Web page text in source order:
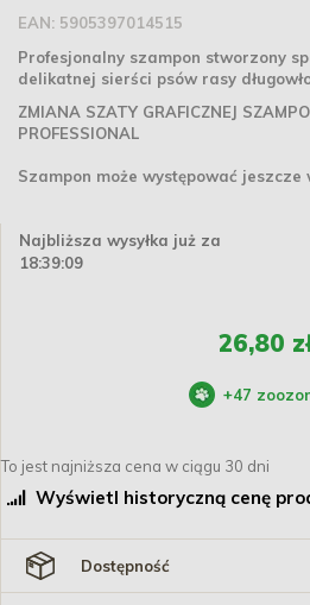
EAN: 5905397014515
Profesjonalny szampon stworzony
delikatnej sierści psów rasy
ZMIANA SZATY GRAFICZNEJ
PROFESSIONAL
Szampon może występować
Najbliższa wysyłka już za
18:39:09
26,80
+47
To jest najniższa cena w ciągu 30 dni
Wyświetl historyczną cenę
Dostępność